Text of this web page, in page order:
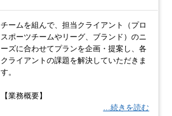
チームを組んで、担当クライアント（プロ
スポーツチームやリーグ、ブランド）のニ
ーズに合わせてプランを企画・提案し、各
クライアントの課題を解決していただきま
す。
【業務概要】
…続きを読む